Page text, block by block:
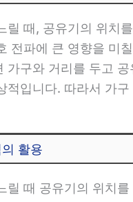
릴 때, 공유기의 위치
전파에 큰 영향을 미
가구와 거리를 두고
적입니다. 따라서 가
활용
릴 때 공유기의 위치